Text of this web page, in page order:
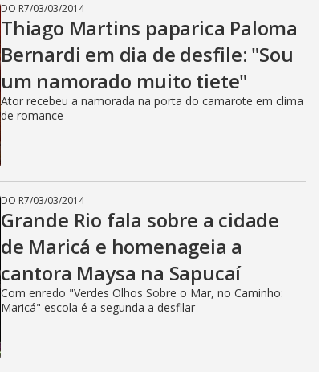
DO R7/03/03/2014
Thiago Martins paparica Paloma
Bernardi em dia de desfile: "Sou
um namorado muito tiete"
Ator recebeu a namorada na porta do camarote em clima
de romance
DO R7/03/03/2014
Grande Rio fala sobre a cidade
de Maricá e homenageia a
cantora Maysa na Sapucaí
Com enredo "Verdes Olhos Sobre o Mar, no Caminho:
Maricá" escola é a segunda a desfilar